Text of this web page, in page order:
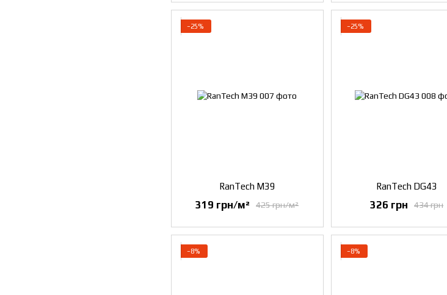
−25%
RanTech M39
425 грн/м²
319 грн/м²
−25%
RanTech DG43
434 грн
326 грн
−8% −8%